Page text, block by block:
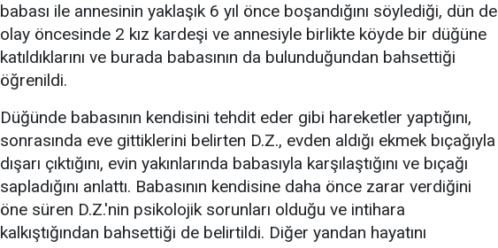
babası ile annesinin yaklaşık 6 yıl önce boşandığını söylediği, dün de
olay öncesinde 2 kız kardeşi ve annesiyle birlikte köyde bir düğüne
katıldıklarını ve burada babasının da bulunduğundan bahsettiği
öğrenildi.
Düğünde babasının kendisini tehdit eder gibi hareketler yaptığını,
sonrasında eve gittiklerini belirten D.Z., evden aldığı ekmek bıçağıyla
dışarı çıktığını, evin yakınlarında babasıyla karşılaştığını ve bıçağı
sapladığını anlattı. Babasının kendisine daha önce zarar verdiğini
öne süren D.Z.'nin psikolojik sorunları olduğu ve intihara
kalkıştığından bahsettiği de belirtildi. Diğer yandan hayatını